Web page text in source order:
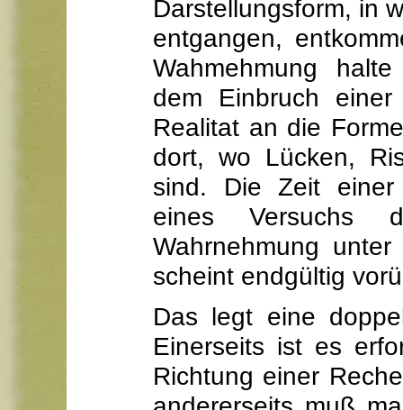
Darstellungsform, in
entgangen,
Wahmehmung
dem Einbruch
Realitat an die
dort, wo Lücken,
sind. Die Zeit einer
eines Versuchs
Wahrnehmung
scheint endgültig
Das legt eine
Einerseits ist es
Richtung einer